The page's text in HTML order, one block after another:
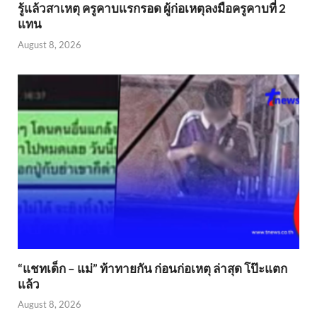
รู้แล้วสาเหตุ ครูคาบแรกรอด ผู้ก่อเหตุลงมือครูคาบที่ 2
แทน
August 8, 2026
“แชทเด็ก – แม่” ท้าทายกัน ก่อนก่อเหตุ ล่าสุด โป๊ะแตก
แล้ว
August 8, 2026